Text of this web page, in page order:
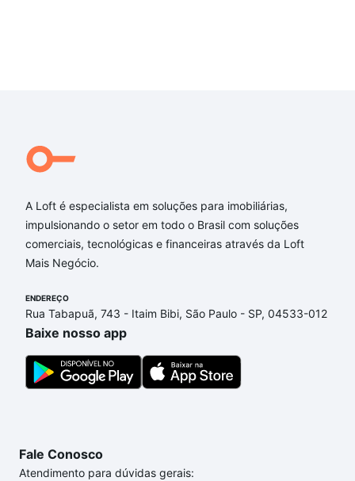
A Loft é especialista em soluções para imobiliárias,
impulsionando o setor em todo o Brasil com soluções
comerciais, tecnológicas e financeiras através da Loft
Mais Negócio.
ENDEREÇO
Rua Tabapuã, 743 - Itaim Bibi, São Paulo - SP, 04533-012
Baixe nosso app
Fale Conosco
Atendimento para dúvidas gerais: